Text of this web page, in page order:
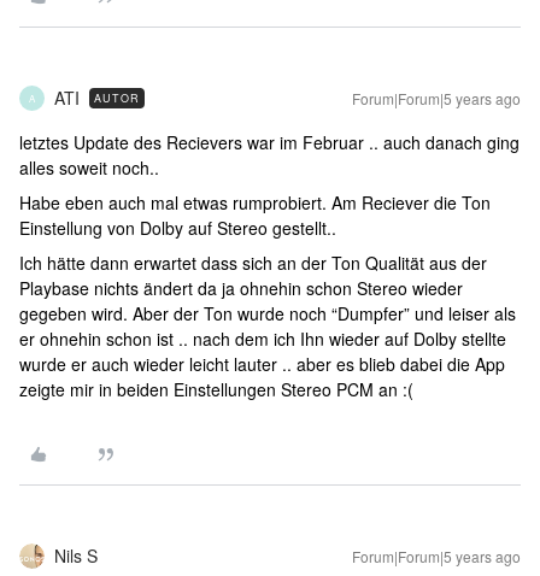
A ATI AUTOR Forum|Forum|5 years ago
letztes Update des Recievers war im Februar .. auch danach ging
alles soweit noch..
Habe eben auch mal etwas rumprobiert. Am Reciever die Ton
Einstellung von Dolby auf Stereo gestellt..
Ich hätte dann erwartet dass sich an der Ton Qualität aus der
Playbase nichts ändert da ja ohnehin schon Stereo wieder
gegeben wird. Aber der Ton wurde noch “Dumpfer” und leiser als
er ohnehin schon ist .. nach dem ich Ihn wieder auf Dolby stellte
wurde er auch wieder leicht lauter .. aber es blieb dabei die App
zeigte mir in beiden Einstellungen Stereo PCM an :(
Nils S Forum|Forum|5 years ago